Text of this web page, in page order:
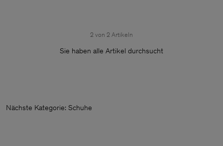
2 von 2 Artikeln
Sie haben alle Artikel durchsucht
Nächste Kategorie: Schuhe